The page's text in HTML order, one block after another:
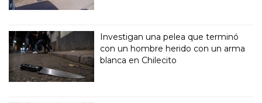
Investigan una pelea que terminó
con un hombre herido con un arma
blanca en Chilecito